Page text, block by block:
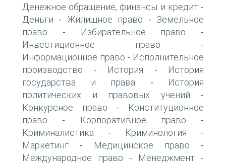
Денежное обращение, финансы и кредит-
Деньги - Жилищное право - Земельное
право - Избирательное право -
Инвестиционное право -
Информационное право - Исполнительное
производство - История -
История
государства и права -
История
политических и правовых учений -
Конкурсное право -
Конституционное
право - Корпоративное право -
Криминалистика - Криминология -
Маркетинг - Медицинское право -
Международное право - Менеджмент -